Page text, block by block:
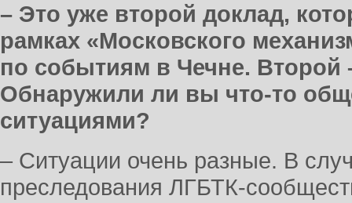
– Это уже второй доклад,
рамках «Московского
по событиям в Чечне. Второй
Обнаружили ли вы что-то
ситуациями?
– Ситуации очень разные. В
преследования ЛГБТК-